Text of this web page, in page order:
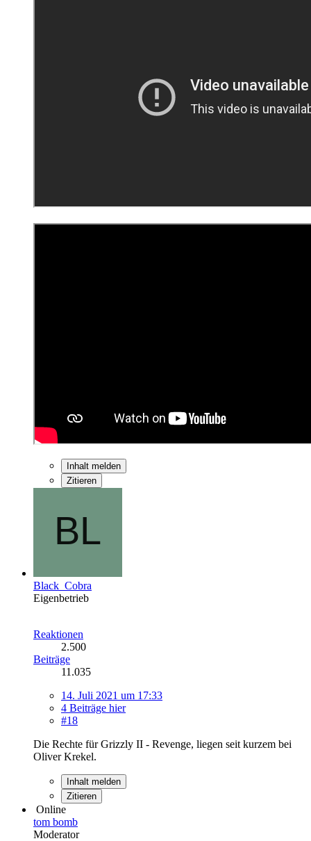
Inhalt melden
Zitieren
Black_Cobra
Eigenbetrieb
Reaktionen
2.500
Beiträge
11.035
14. Juli 2021 um 17:33
4 Beiträge hier
#18
Die Rechte für Grizzly II - Revenge, liegen seit kurzem bei
Oliver Krekel.
Inhalt melden
Zitieren
Online
tom bomb
Moderator